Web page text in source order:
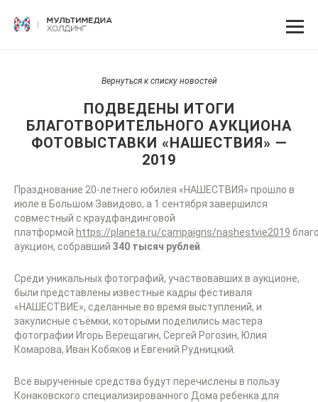
Вернуться к списку новостей
ПОДВЕДЕНЫ ИТОГИ
БЛАГОТВОРИТЕЛЬНОГО АУКЦИОНА
ФОТОВЫСТАВКИ «НАШЕСТВИЯ» —
2019
Празднование 20-летнего юбилея «НАШЕСТВИЯ» прошло в
июле в Большом Завидово, а 1 сентября завершился
совместный с краудфандинговой
платформой https://planeta.ru/campaigns/nashestvie2019
аукцион, собравший 340 тысяч рублей
Среди уникальных фотографий, участвовавших в аукционе,
были представлены известные кадры фестиваля
«НАШЕСТВИЕ», сделанные во время выступлений, и
закулисные съёмки, которыми поделились мастера
фотографии Игорь Верещагин, Сергей Рогозин, Юлия
Комарова, Иван Кобяков и Евгений Рудницкий.
Все вырученные средства будут перечислены в пользу
Конаковского специализированного Дома ребенка для